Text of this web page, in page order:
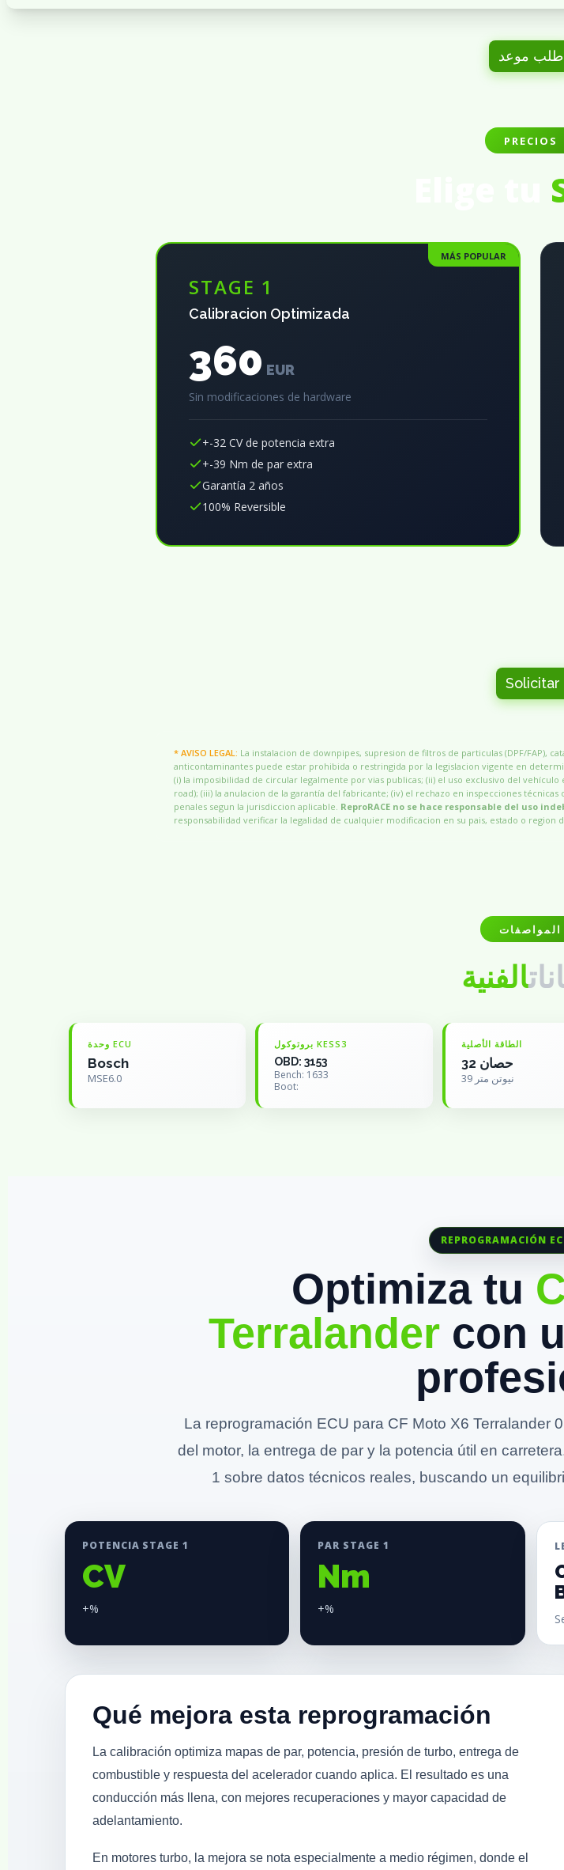
طلب موعد
PRECIOS
MÁS POPULAR
STAGE 1
Calibracion Optimizada
360 EUR
Sin modificaciones de hardware
+-32 CV de potencia extra
+-39 Nm de par extra
Garantía 2 años
100% Reversible
Solicitar
* AVISO LEGAL: La instalacion de downpipes, supresion de filtros de particulas (DPF/FAP),
anticontaminantes puede estar prohibida o restringida por la legislacion vigente en
(i) la imposibilidad de circular legalmente por vias publicas; (ii) el uso exclusivo del
road); (iii) la anulacion de la garantía del fabricante; (iv) el rechazo en inspecciones
penales segun la jurisdiccion aplicable. ReproRACE no se hace responsable del uso
responsabilidad verificar la legalidad de cualquier modificacion en su pais, estado o region
المواصفات
الفنية
وحدة ECU
Bosch
MSE6.0
بروتوكول KESS3
OBD: 3153
Bench: 1633
Boot:
الطاقة الأصلية
32 حصان
39 نيوتن متر
REPROGRAMACIÓN
Optimiza tu
Terralander con
La reprogramación ECU para CF Moto X6 Terralander
del motor, la entrega de par y la potencia útil en
1 sobre datos técnicos reales, buscando un
POTENCIA STAGE 1
CV
+%
PAR STAGE 1
Nm
+%
Qué mejora esta reprogramación
La calibración optimiza mapas de par, potencia, presión de turbo, entrega de
combustible y respuesta del acelerador cuando aplica. El resultado es una
conducción más llena, con mejores recuperaciones y mayor capacidad de
adelantamiento.
En motores turbo, la mejora se nota especialmente a medio régimen, donde el